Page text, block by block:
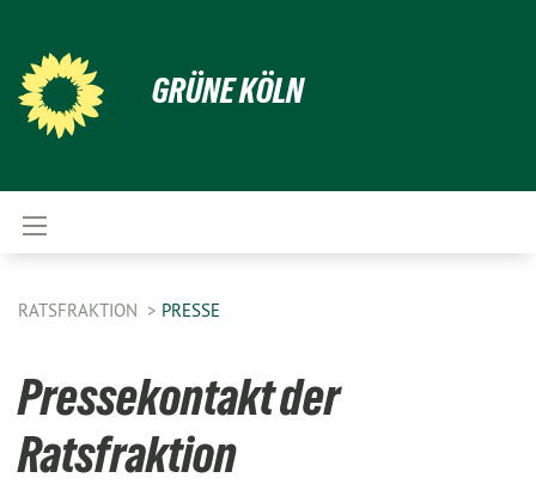
GRÜNE KÖLN
RATSFRAKTION PRESSE
Pressekontakt der
Ratsfraktion